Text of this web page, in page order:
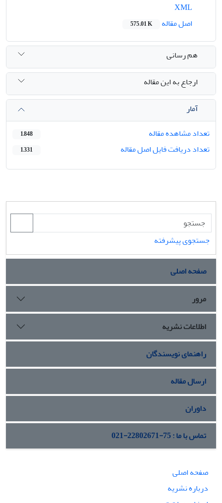
اصل مقاله
575.01 K
هم رسانی
ارجاع به این مقاله
آمار
تعداد مشاهده مقاله
1,848
تعداد دریافت فایل اصل مقاله 1,331
جستجوی پیشرفته
صفحه اصلی
مرور
اطلاعات نشریه
راهنمای نویسندگان
ارسال مقاله
داوران
تماس با ما : 75-22802671-021
صفحه اصلی
درباره نشریه